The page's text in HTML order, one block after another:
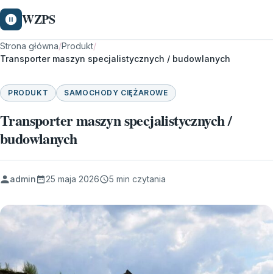
WZPS
Strona główna/Produkt/
Transporter maszyn specjalistycznych / budowlanych
PRODUKT SAMOCHODY CIĘŻAROWE
Transporter maszyn specjalistycznych /
budowlanych
admin 25 maja 2026 5 min czytania